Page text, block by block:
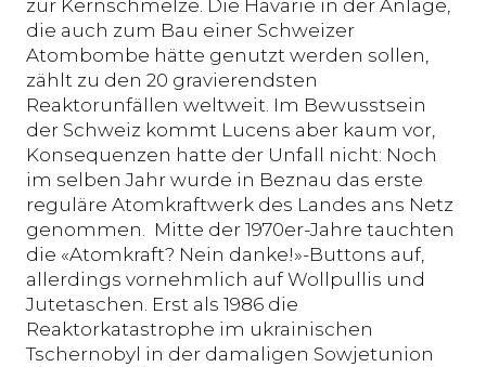
zur Kernschmelze. Die Havarie in der Anlage,
die auch zum Bau einer Schweizer
Atombombe hätte genutzt werden sollen,
zählt zu den 20 gravierendsten
Reaktorunfällen weltweit. Im Bewusstsein
der Schweiz kommt Lucens aber kaum vor,
Konsequenzen hatte der Unfall nicht: Noch
im selben Jahr wurde in Beznau das erste
reguläre Atomkraftwerk des Landes ans Netz
genommen. Mitte der 1970er-Jahre tauchten
die «Atomkraft? Nein danke!»-Buttons auf,
allerdings vornehmlich auf Wollpullis und
Jutetaschen. Erst als 1986 die
Reaktorkatastrophe im ukrainischen
Tschernobyl in der damaligen Sowjetunion